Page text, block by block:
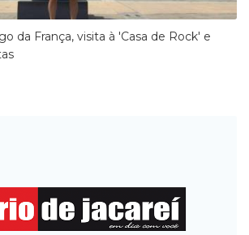
da França, visita à 'Casa de Rock' e